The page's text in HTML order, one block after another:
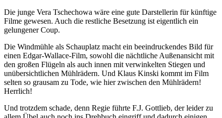
Die junge Vera Tschechowa wäre eine gute Darstellerin für künftige
Filme gewesen. Auch die restliche Besetzung ist eigentlich ein
gelungener Coup.
Die Windmühle als Schauplatz macht ein beeindruckendes Bild für
einen Edgar-Wallace-Film, sowohl die nächtliche Außenansicht mit
den großen Flügeln als auch innen mit verwinkelten Stiegen und
unübersichtlichen Mühlrädern. Und Klaus Kinski kommt im Film
selten so grausam zu Tode, wie hier zwischen den Mühlrädern!
Herrlich!
Und trotzdem schade, denn Regie führte F.J. Gottlieb, der leider zu